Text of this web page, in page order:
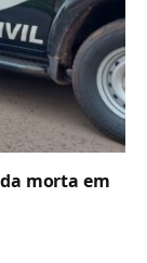
morta em